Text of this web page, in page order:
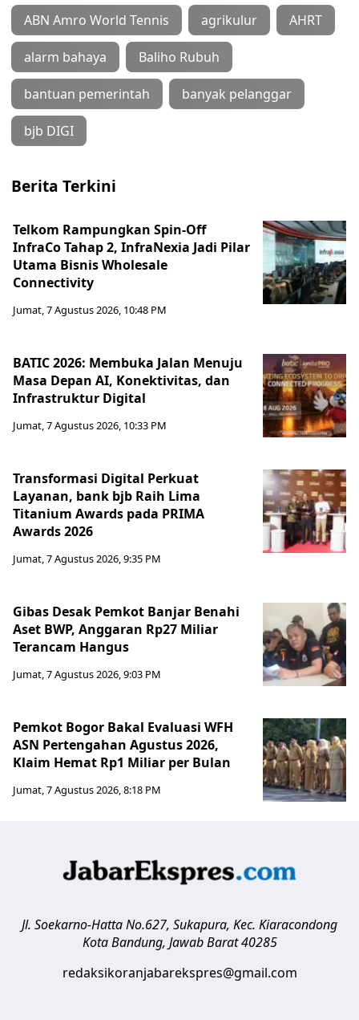
ABN Amro World Tennis agrikulur AHRT
alarm bahaya Baliho Rubuh
bantuan pemerintah banyak pelanggar
bjb DIGI
Berita Terkini
Telkom Rampungkan Spin-Off
InfraCo Tahap 2, InfraNexia Jadi Pilar
Utama Bisnis Wholesale
Connectivity
Jumat, 7 Agustus 2026, 10:48 PM
BATIC 2026: Membuka Jalan Menuju
Masa Depan AI, Konektivitas, dan
Infrastruktur Digital
Jumat, 7 Agustus 2026, 10:33 PM
Transformasi Digital Perkuat
Layanan, bank bjb Raih Lima
Titanium Awards pada PRIMA
Awards 2026
Jumat, 7 Agustus 2026, 9:35 PM
Gibas Desak Pemkot Banjar Benahi
Aset BWP, Anggaran Rp27 Miliar
Terancam Hangus
Jumat, 7 Agustus 2026, 9:03 PM
Pemkot Bogor Bakal Evaluasi WFH
ASN Pertengahan Agustus 2026,
Klaim Hemat Rp1 Miliar per Bulan
Jumat, 7 Agustus 2026, 8:18 PM
Jl. Soekarno-Hatta No.627, Sukapura, Kec. Kiaracondong
Kota Bandung, Jawab Barat 40285
redaksikoranjabarekspres@gmail.com